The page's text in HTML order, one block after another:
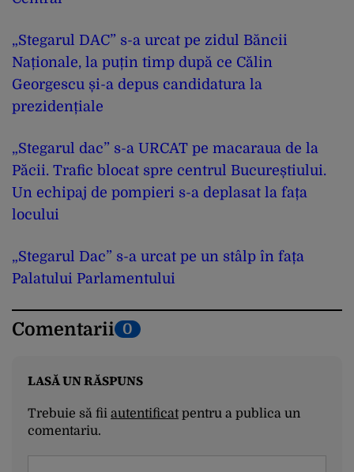
„Stegarul DAC” s-a urcat pe zidul Băncii
Naționale, la puțin timp după ce Călin
Georgescu și-a depus candidatura la
prezidențiale
„Stegarul dac” s-a URCAT pe macaraua de la
Păcii. Trafic blocat spre centrul Bucureștiului.
Un echipaj de pompieri s-a deplasat la fața
locului
„Stegarul Dac” s-a urcat pe un stâlp în fața
Palatului Parlamentului
Comentarii 0
LASĂ UN RĂSPUNS
Trebuie să fii autentificatpentru a publica un
comentariu.